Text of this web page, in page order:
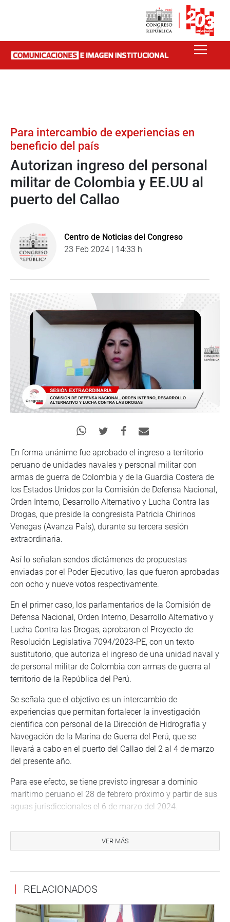
Para intercambio de experiencias en
beneficio del país
Autorizan ingreso del personal
militar de Colombia y EE.UU al
puerto del Callao
Centro de Noticias del Congreso
23 Feb 2024 | 14:33 h
En forma unánime fue aprobado el ingreso a territorio
peruano de unidades navales y personal militar con
armas de guerra de Colombia y de la Guardia Costera de
los Estados Unidos por la Comisión de Defensa Nacional,
Orden Interno, Desarrollo Alternativo y Lucha Contra las
Drogas, que preside la congresista Patricia Chirinos
Venegas (Avanza País), durante su tercera sesión
extraordinaria.
Así lo señalan sendos dictámenes de propuestas
enviadas por el Poder Ejecutivo, las que fueron aprobadas
con ocho y nueve votos respectivamente.
En el primer caso, los parlamentarios de la Comisión de
Defensa Nacional, Orden Interno, Desarrollo Alternativo y
Lucha Contra las Drogas, aprobaron el Proyecto de
Resolución Legislativa 7094/2023-PE, con un texto
sustitutorio, que autoriza el ingreso de una unidad naval y
de personal militar de Colombia con armas de guerra al
territorio de la República del Perú.
Se señala que el objetivo es un intercambio de
experiencias que permitan fortalecer la investigación
científica con personal de la Dirección de Hidrografía y
Navegación de la Marina de Guerra del Perú, que se
llevará a cabo en el puerto del Callao del 2 al 4 de marzo
del presente año.
Para ese efecto, se tiene previsto ingresar a dominio
marítimo peruano el 28 de febrero próximo y partir de sus
aguas jurisdiccionales el 6 de marzo del 2024.
altamente favorables para la Marina de Guerra del Perú y
el Estado peruano. se encuentran orientados a
fin de conocer nuevas técnicas actualmente aplicadas.
En el segundo caso, la propuesta fue aprobada con nueve
VER MÁS
RELACIONADOS